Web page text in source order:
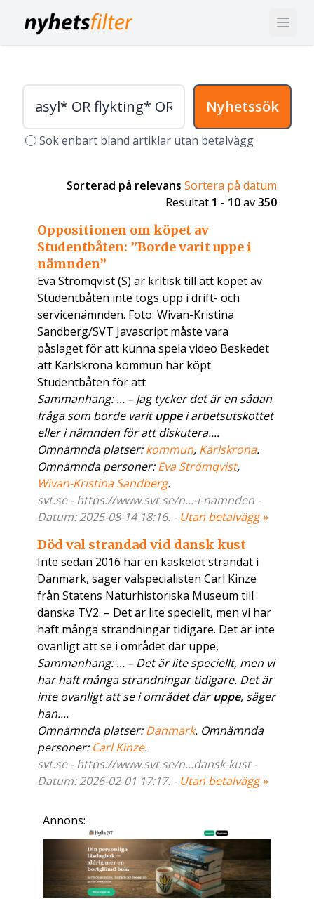
Nyhetssök
Sök enbart bland artiklar utan betalvägg
Sorterad på relevans Sortera på datum
Resultat 1 - 10av350
Oppositionen om köpet av
Studentbåten: ”Borde varit uppe i
nämnden”
Eva Strömqvist (S) är kritisk till att köpet av
Studentbåten inte togs upp i drift- och
servicenämnden. Foto: Wivan-Kristina
Sandberg/SVT Javascript måste vara
påslaget för att kunna spela video Beskedet
att Karlskrona kommun har köpt
Studentbåten för att
Sammanhang: ... – Jag tycker det är en sådan
fråga som borde varituppei arbetsutskottet
eller i nämnden för att diskutera....
Omnämnda platser:kommun, Karlskrona.
Omnämnda personer:Eva Strömqvist,
Wivan-Kristina Sandberg.
svt.se - https://www.svt.se/n...-i-namnden -
Datum: 2025-08-14 18:16. - Utan betalvägg »
Död val strandad vid dansk kust
Inte sedan 2016 har en kaskelot strandat i
Danmark, säger valspecialisten Carl Kinze
från Statens Naturhistoriska Museum till
danska TV2. – Det är lite speciellt, men vi har
haft många strandningar tidigare. Det är inte
ovanligt att se i området där uppe,
Sammanhang: ... – Det är lite speciellt, men vi
har haft många strandningar tidigare. Det är
inte ovanligt att se i området däruppe, säger
han....
Omnämnda platser:Danmark. Omnämnda
personer: Carl Kinze.
svt.se - https://www.svt.se/n...dansk-kust -
Datum: 2026-02-01 17:17. - Utan betalvägg »
Annons: